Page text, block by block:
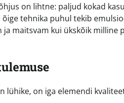
on lihtne: paljud kokad
tehnika puhul tekib
maitsvam kui ükskõik milline
on iga elemendi